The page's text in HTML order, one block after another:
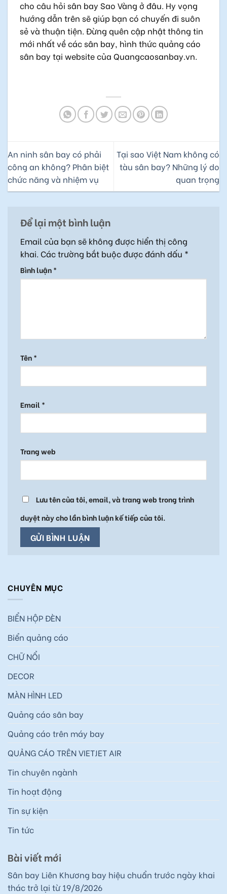
cho câu hỏi sân bay Sao Vàng ở đâu. Hy vọng
hướng dẫn trên sẽ giúp bạn có chuyến đi suôn
sẻ và thuận tiện. Đừng quên cập nhật thông tin
mới nhất về các sân bay, hình thức quảng cáo
sân bay tại website của Quangcaosanbay.vn.
An ninh sân bay có phải
công an không? Phân biệt
chức năng và nhiệm vụ
Tại sao Việt Nam không có
tàu sân bay? Những lý do
quan trọng
Để lại một bình luận
Email của bạn sẽ không được hiển thị công
khai. Các trường bắt buộc được đánh dấu *
Bình luận*
Tên*
Email *
Trang web
Lưu tên của tôi, email, và trang web trong trình
duyệt này cho lần bình luận kế tiếp của tôi.
CHUYÊN MỤC
BIỂN HỘP ĐÈN
Biển quảng cáo
CHỮ NỔI
DECOR
MÀN HÌNH LED
Quảng cáo sân bay
Quảng cáo trên máy bay
QUẢNG CÁO TRÊN VIETJET AIR
Tin chuyên ngành
Tin hoạt động
Tin sự kiện
Tin tức
Bài viết mới
Sân bay Liên Khương bay hiệu chuẩn trước ngày khai
thác trở lại từ 19/8/2026